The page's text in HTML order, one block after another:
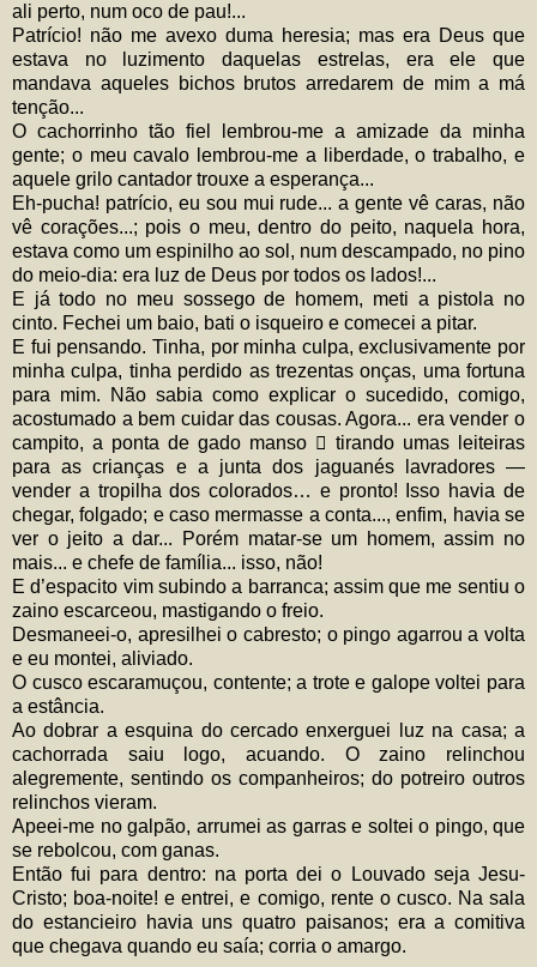
ali perto, num oco de pau!...
Patrício! não me avexo duma heresia; mas era Deus que
estava no luzimento daquelas estrelas, era ele que
mandava aqueles bichos brutos arredarem de mim a má
tenção...
O cachorrinho tão fiel lembrou-me a amizade da minha
gente; o meu cavalo lembrou-me a liberdade, o trabalho, e
aquele grilo cantador trouxe a esperança...
Eh-pucha! patrício, eu sou mui rude... a gente vê caras, não
vê corações...; pois o meu, dentro do peito, naquela hora,
estava como um espinilho ao sol, num descampado, no pino
do meio-dia: era luz de Deus por todos os lados!...
E já todo no meu sossego de homem, meti a pistola no
cinto. Fechei um baio, bati o isqueiro e comecei a pitar.
E fui pensando. Tinha, por minha culpa, exclusivamente por
minha culpa, tinha perdido as trezentas onças, uma fortuna
para mim. Não sabia como explicar o sucedido, comigo,
acostumado a bem cuidar das cousas. Agora... era vender o
campito, a ponta de gado manso  tirando umas leiteiras
para as crianças e a junta dos jaguanés lavradores —
vender a tropilha dos colorados… e pronto! Isso havia de
chegar, folgado; e caso mermasse a conta..., enfim, havia se
ver o jeito a dar... Porém matar-se um homem, assim no
mais... e chefe de família... isso, não!
E d’espacito vim subindo a barranca; assim que me sentiu o
zaino escarceou, mastigando o freio.
Desmaneei-o, apresilhei o cabresto; o pingo agarrou a volta
e eu montei, aliviado.
O cusco escaramuçou, contente; a trote e galope voltei para
a estância.
Ao dobrar a esquina do cercado enxerguei luz na casa; a
cachorrada saiu logo, acuando. O zaino relinchou
alegremente, sentindo os companheiros; do potreiro outros
relinchos vieram.
Apeei-me no galpão, arrumei as garras e soltei o pingo, que
se rebolcou, com ganas.
Então fui para dentro: na porta dei o Louvado seja Jesu-
Cristo; boa-noite! e entrei, e comigo, rente o cusco. Na sala
do estancieiro havia uns quatro paisanos; era a comitiva
que chegava quando eu saía; corria o amargo.